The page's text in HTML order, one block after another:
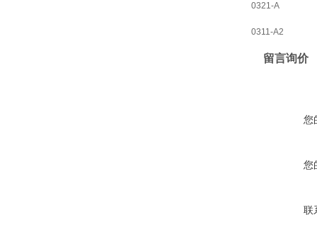
0321-A
0311-A2
留言询价
您
您
联